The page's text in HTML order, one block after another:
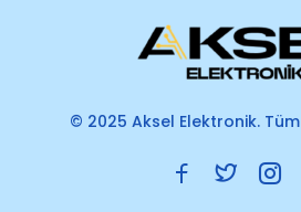
© 2025 Aksel Elektronik. Tüm